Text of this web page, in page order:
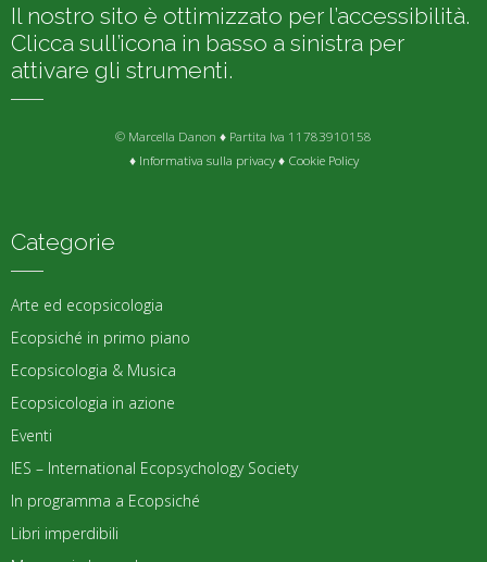
Il nostro sito è ottimizzato per l’accessibilità.
Clicca sull’icona in basso a sinistra per
attivare gli strumenti.
© Marcella Danon ♦ Partita Iva 11783910158
♦ Informativa sulla privacy♦ Cookie Policy
Categorie
Arte ed ecopsicologia
Ecopsiché in primo piano
Ecopsicologia & Musica
Ecopsicologia in azione
Eventi
IES – International Ecopsychology Society
In programma a Ecopsiché
Libri imperdibili